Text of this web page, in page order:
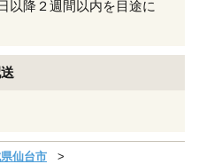
以降２週間以内を目途に
仙台市